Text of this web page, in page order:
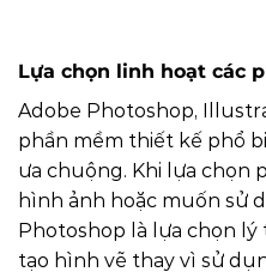
Lựa chọn linh hoạt các
Adobe Photoshop,
phần mềm thiết kế phổ
ưa chuộng. Khi lựa chọn
hình ảnh hoặc muốn sử
Photoshop là lựa chọn
tạo hình vẽ thay vì sử